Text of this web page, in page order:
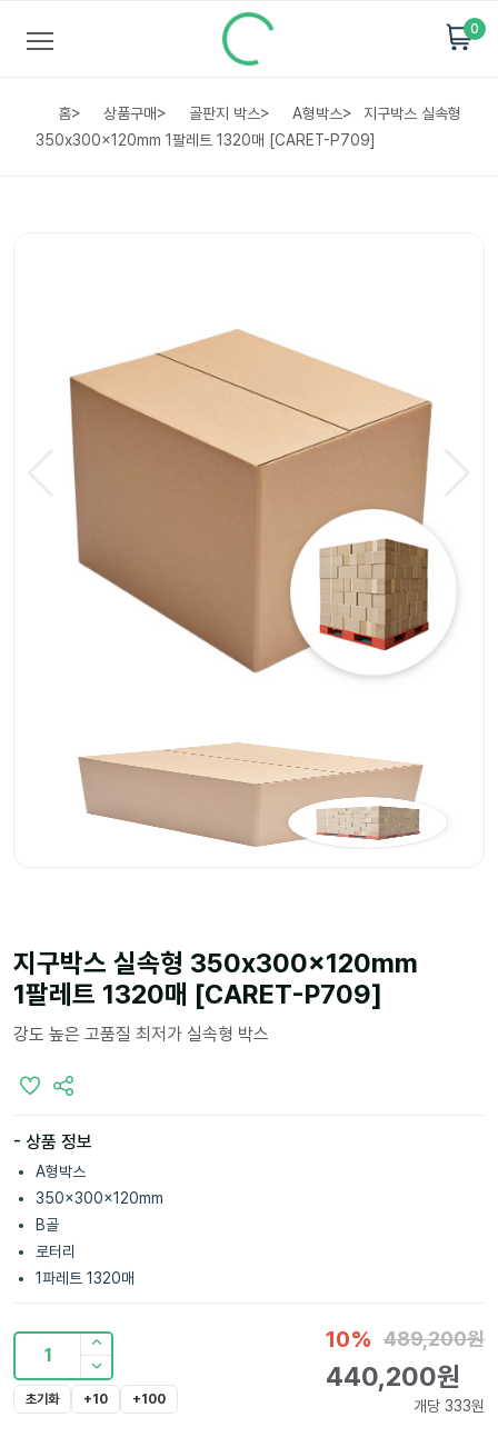
0
홈> 상품구매> 골판지 박스> A형박스>
지구박스 실속형
350x300x120mm 1팔레트 1320매 [CARET-P709]
지구박스 실속형 350x300x120mm
1팔레트 1320매 [CARET-P709]
강도 높은 고품질 최저가 실속형 박스
- 상품 정보
A형박스
350x300x120mm
B골
로터리
1파레트 1320매
1
초기화 +10 +100
10% 489,200원
440,200원
개당 333원